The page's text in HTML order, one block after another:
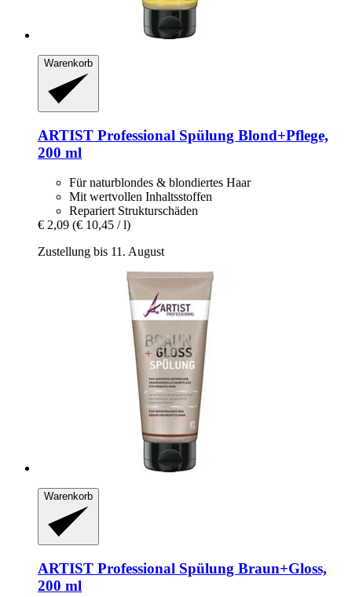
Warenkorb
ARTIST Professional Spülung Blond+Pflege,
200 ml
Für naturblondes & blondiertes Haar
Mit wertvollen Inhaltsstoffen
Repariert Strukturschäden
€ 2,09 (€ 10,45 / l)
Zustellung bis 11. August
Warenkorb
ARTIST Professional Spülung Braun+Gloss,
200 ml